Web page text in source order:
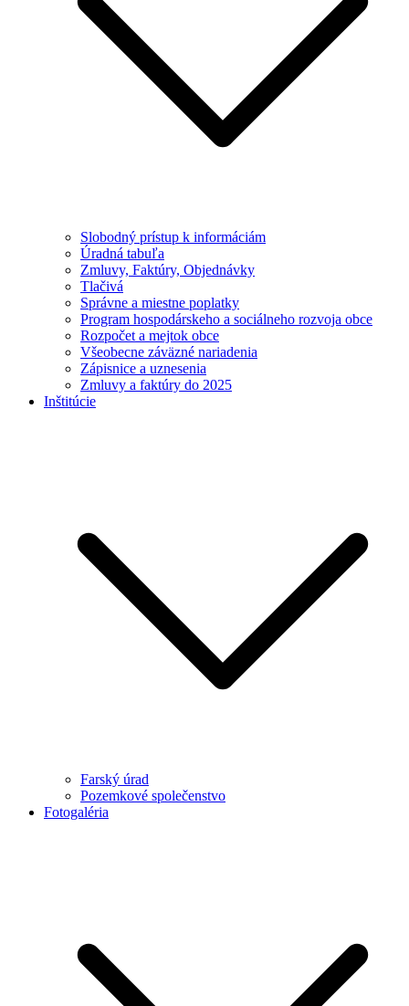
Slobodný prístup k informáciám
Úradná tabuľa
Zmluvy, Faktúry, Objednávky
Tlačivá
Správne a miestne poplatky
Program hospodárskeho a sociálneho rozvoja obce
Rozpočet a mejtok obce
Všeobecne záväzné nariadenia
Zápisnice a uznesenia
Zmluvy a faktúry do 2025
Inštitúcie
Farský úrad
Pozemkové společenstvo
Fotogaléria